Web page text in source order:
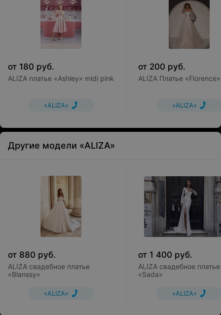
от 180 руб.
ALIZA платье «Ashley» midi pink
«ALIZA»
от 200 руб.
ALIZA Платье «Florence»
«ALIZA»
Другие модели «ALIZA»
от 880 руб.
ALIZA свадебное платье
«Blanssy»
«ALIZA»
от 1 400 руб.
ALIZA свадебное платье
«Sada»
«ALIZA»